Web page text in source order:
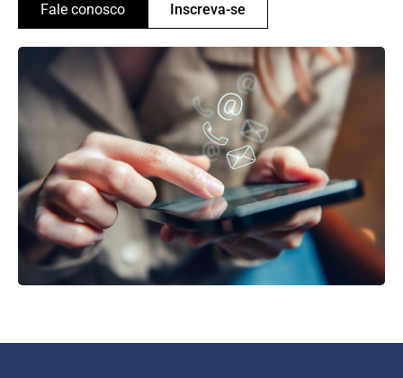
Fale conosco Inscreva-se